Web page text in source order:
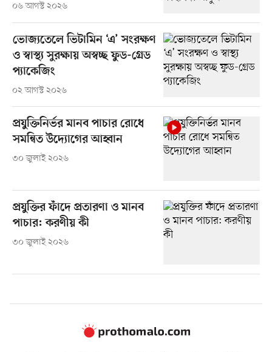
০৬ আগস্ট ২০২৬
ভোজ্যতেলে ভিটামিন ‘এ’ সংরক্ষণ
ও স্বাস্থ্য সুরক্ষায় অস্বচ্ছ ফুড-গ্রেড
প্যাকেজিং
০২ আগস্ট ২০২৬
প্রযুক্তিনির্ভর মানব পাচার রোধে
সমন্বিত উদ্যোগের আহ্বান
৩০ জুলাই ২০২৬
প্রযুক্তির ফাঁদে প্রতারণা ও মানব
পাচার: করণীয় কী
৩০ জুলাই ২০২৬